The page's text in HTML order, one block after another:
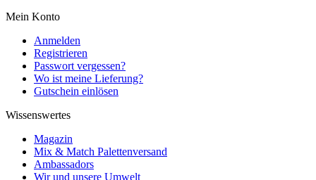
Mein Konto
Anmelden
Registrieren
Passwort vergessen?
Wo ist meine Lieferung?
Gutschein einlösen
Wissenswertes
Magazin
Mix & Match Palettenversand
Ambassadors
Wir und unsere Umwelt